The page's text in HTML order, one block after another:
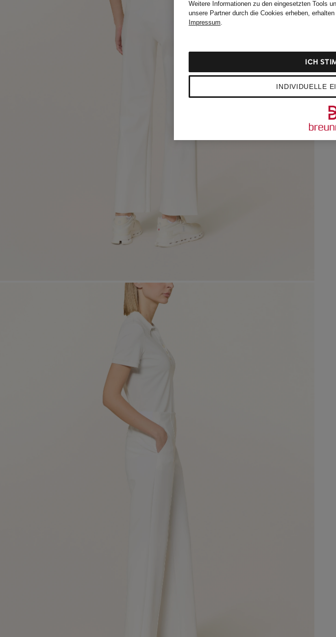
Weitere Informationen zu den eingesetzten Tools
unsere Partner durch die Cookies erheben,
Impressum.
INDIVIDUELLE
ICH